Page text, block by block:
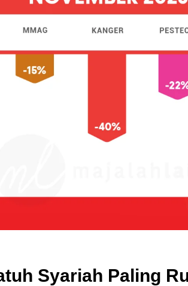
Syariah Paling